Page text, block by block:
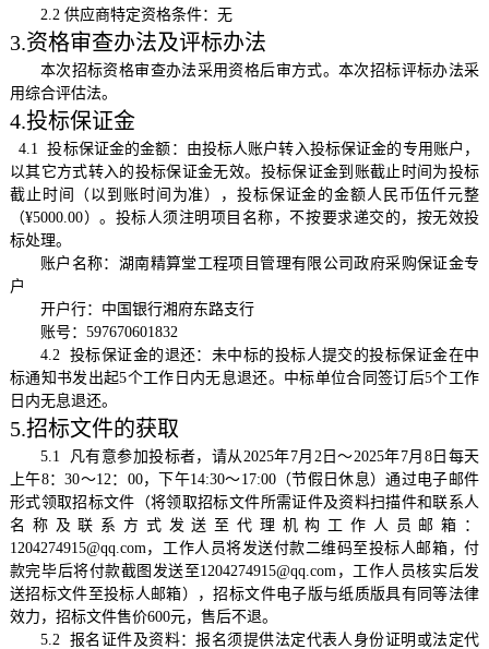
2.2 供应商特定资格条件：无
3.资格审查办法及评标办法
本次招标资格审查办法采用资格后审方式。本次招标评标办法采
用综合评估法。
4.投标保证金
4.1 投标保证金的金额：由投标人账户转入投标保证金的专用账户，
以其它方式转入的投标保证金无效。投标保证金到账截止时间为投标
截止时间（以到账时间为准），投标保证金的金额人民币伍仟元整
（¥5000.00）。投标人须注明项目名称，不按要求递交的，按无效投
标处理。
账户名称： 湖南精算堂工程项目管理有限公司政府采购保证金专
户
开户行： 中国银行湘府东路支行
账号： 597670601832
4.2 投标保证金的退还：未中标的投标人提交的投标保证金在中
标通知书发出起5个工作日内无息退还。中标单位合同签订后5个工作
日内无息退还。
5.招标文件的获取
5.1 凡有意参加投标者，请从2025年7月2日～2025年7月8日每天
上午8：30～12：00，下午14:30～17:00（节假日休息）通过电子邮件
形式领取招标文件（将领取招标文件所需证件及资料扫描件和联系人
名称及联系方式发送至代理机构工作人员邮箱：
1204274915@qq.com，工作人员将发送付款二维码至投标人邮箱，付
款完毕后将付款截图发送至1204274915@qq.com，工作人员核实后发
送招标文件至投标人邮箱），招标文件电子版与纸质版具有同等法律
效力，招标文件售价600元，售后不退。
5.2 报名证件及资料：报名须提供法定代表人身份证明或法定代